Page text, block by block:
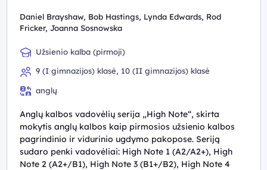
Daniel Brayshaw, Bob Hastings, Lynda Edwards, Rod
Fricker, Joanna Sosnowska
Užsienio kalba (pirmoji)
9 (I gimnazijos) klasė, 10 (II gimnazijos) klasė
anglų
Anglų kalbos vadovėlių serija „High Note“, skirta
mokytis anglų kalbos kaip pirmosios užsienio kalbos
pagrindinio ir vidurinio ugdymo pakopose. Seriją
sudaro penki vadovėliai: High Note 1 (A2/A2+), High
Note 2 (A2+/B1), High Note 3 (B1+/B2), High Note 4